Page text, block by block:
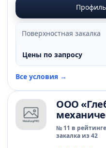
Поверхностная закалка
Цены по запросу
Все условия →
ООО
№ 11 в
закалка из 42